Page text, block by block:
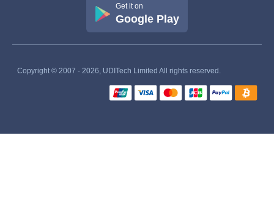
Get it on
Google Play
Copyright © 2007 - 2026, UDITech Limited All rights reserved.